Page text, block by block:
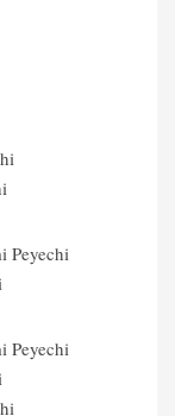
Peyechi
Peyechi